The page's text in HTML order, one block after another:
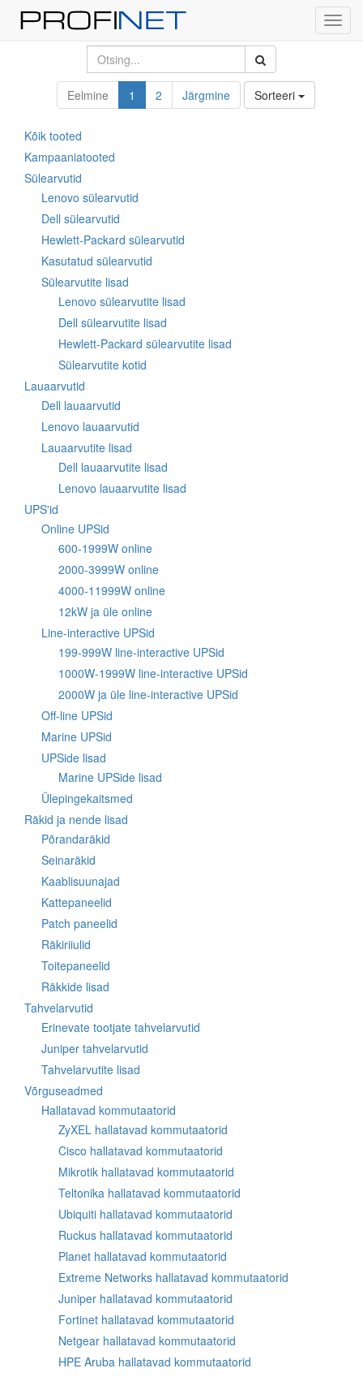
Eelmine 1 2 Järgmine Sorteeri
Kõik tooted
Kampaaniatooted
Sülearvutid
Lenovo sülearvutid
Dell sülearvutid
Hewlett-Packard sülearvutid
Kasutatud sülearvutid
Sülearvutite lisad
Lenovo sülearvutite lisad
Dell sülearvutite lisad
Hewlett-Packard sülearvutite lisad
Sülearvutite kotid
Lauaarvutid
Dell lauaarvutid
Lenovo lauaarvutid
Lauaarvutite lisad
Dell lauaarvutite lisad
Lenovo lauaarvutite lisad
UPS'id
Online UPSid
600-1999W online
2000-3999W online
4000-11999W online
12kW ja üle online
Line-interactive UPSid
199-999W line-interactive UPSid
1000W-1999W line-interactive UPSid
2000W ja üle line-interactive UPSid
Off-line UPSid
Marine UPSid
UPSide lisad
Marine UPSide lisad
Ülepingekaitsmed
Räkid ja nende lisad
Põrandaräkid
Seinaräkid
Kaablisuunajad
Kattepaneelid
Patch paneelid
Räkiriiulid
Toitepaneelid
Räkkide lisad
Tahvelarvutid
Erinevate tootjate tahvelarvutid
Juniper tahvelarvutid
Tahvelarvutite lisad
Võrguseadmed
Hallatavad kommutaatorid
ZyXEL hallatavad kommutaatorid
Cisco hallatavad kommutaatorid
Mikrotik hallatavad kommutaatorid
Teltonika hallatavad kommutaatorid
Ubiquiti hallatavad kommutaatorid
Ruckus hallatavad kommutaatorid
Planet hallatavad kommutaatorid
Extreme Networks hallatavad kommutaatorid
Juniper hallatavad kommutaatorid
Fortinet hallatavad kommutaatorid
Netgear hallatavad kommutaatorid
HPE Aruba hallatavad kommutaatorid